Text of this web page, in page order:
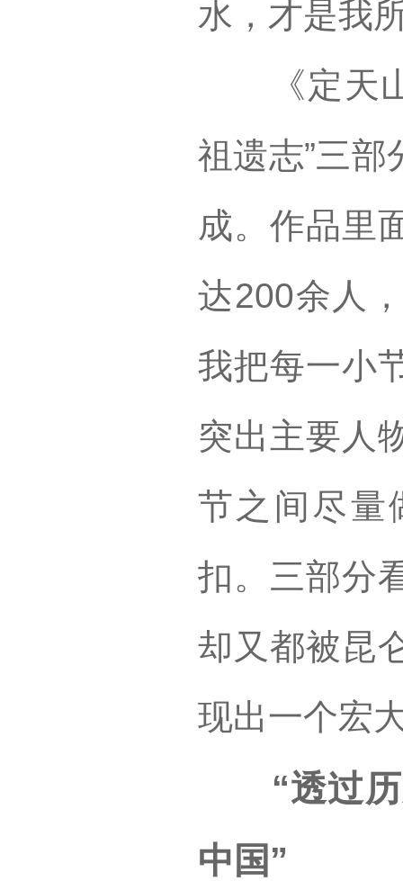
水，才是我
《定天山
祖遗志”三
成。作品里
达200余人
我把每一小
突出主要人
节之间尽量
扣。三部分
却又都被昆
现出一个宏
“透过历
中国”